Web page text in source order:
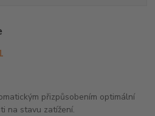
přizpůsobením optimální
na stavu zatížení.